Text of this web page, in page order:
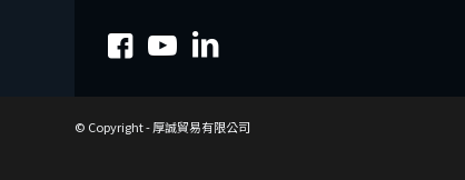
© Copyright - 厚誠貿易有限公司